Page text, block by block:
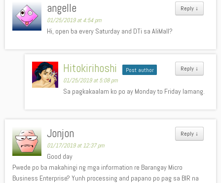
Reply ↓
angelle
01/25/2019 at 4:54 pm
Hi, open ba every Saturday and DTi sa AliMall?
Reply ↓
Hitokirihoshi Post author
01/25/2019 at 5:08 pm
Sa pagkakaalam ko po ay Monday to Friday lamang.
Reply ↓
Jonjon
01/17/2019 at 12:37 pm
Good day
Pwede po ba makahingi ng mga information re Barangay Micro
Business Enterprise? Yunh processing and papano po pag sa BIR na